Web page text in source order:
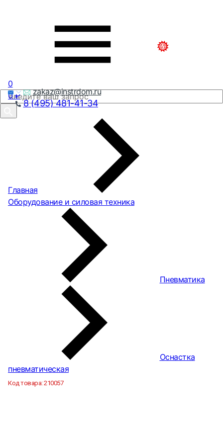
zakaz@instrdom.ru
8 (495) 481-41-34
0
0₽
Главная
Оборудование и силовая техника
Пневматика
Оснастка
пневматическая
Код товара:210057